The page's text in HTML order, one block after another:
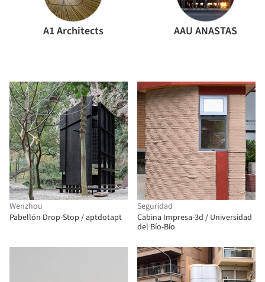
A1 Architects AAU ANASTAS
Wenzhou
Pabellón Drop-Stop / aptdotapt
Seguridad
Cabina Impresa-3d / Universidad
del Bío-Bío